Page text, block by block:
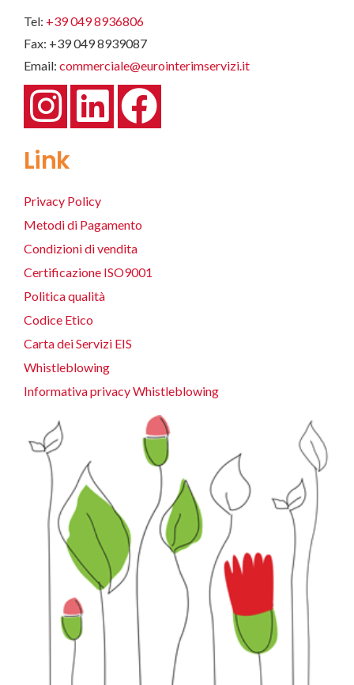
Tel: +39 049 8936806
Fax: +39 049 8939087
Email: commerciale@eurointerimservizi.it
Link
Privacy Policy
Metodi di Pagamento
Condizioni di vendita
Certificazione ISO9001
Politica qualità
Codice Etico
Carta dei Servizi EIS
Whistleblowing
Informativa privacy Whistleblowing